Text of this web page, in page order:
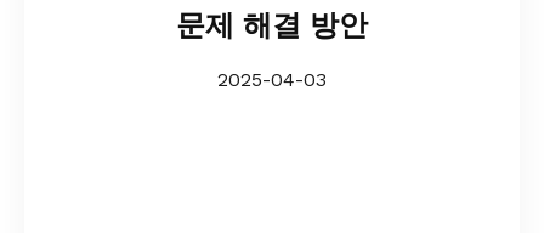
문제 해결 방안
2025-04-03